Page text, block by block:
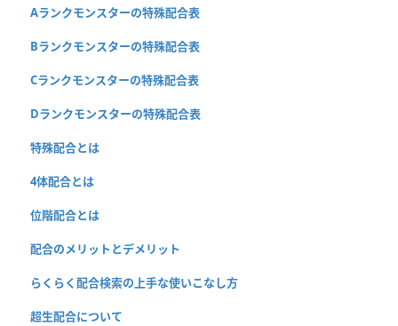
Aランクモンスターの特殊配合表
Bランクモンスターの特殊配合表
Cランクモンスターの特殊配合表
Dランクモンスターの特殊配合表
特殊配合とは
4体配合とは
位階配合とは
配合のメリットとデメリット
らくらく配合検索の上手な使いこなし方
超生配合について